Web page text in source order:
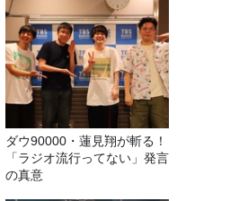
ダウ90000・蓮見翔が斬る！
「ラジオ流行ってない」発言
の真意